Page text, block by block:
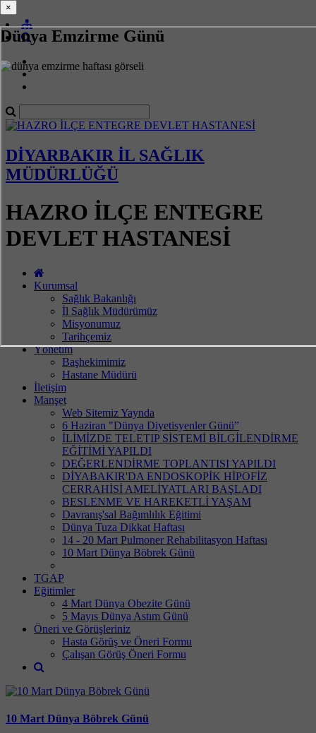
Dünya Emzirme Günü
DİYARBAKIR İL SAĞLIK
MÜDÜRLÜĞÜ
HAZRO İLÇE ENTEGRE
DEVLET HASTANESİ
Kurumsal
Sağlık Bakanlığı
İl Sağlık Müdürümüz
Misyonumuz
Tarihçemiz
Yönetim
Başhekimimiz
Hastane Müdürü
İletişim
Manşet
Web Sitemiz Yaynda
6 Haziran "Dünya Diyetisyenler Günü”
İLİMİZDE TELETIP SİSTEMİ BİLGİLENDİRME
EĞİTİMİ YAPILDI
DEĞERLENDİRME TOPLANTISI YAPILDI
DİYABAKIR'DA ENDOSKOPİK HİPOFİZ
CERRAHİSİ AMELİYATLARI BAŞLADI
BESLENME VE HAREKETLİ YAŞAM
Davranış'sal Bağımlılık Eğitimi
Dünya Tuza Dikkat Haftası
14 - 20 Mart Pulmoner Rehabilitasyon Haftası
10 Mart Dünya Böbrek Günü
TGAP
Eğitimler
4 Mart Dünya Obezite Günü
5 Mayıs Dünya Astım Günü
Öneri ve Görüşleriniz
Hasta Görüş ve Öneri Formu
Çalışan Görüş Öneri Formu
10 Mart Dünya Böbrek Günü
×